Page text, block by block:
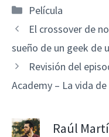
Categorías
Película
El crossover de
sueño de un geek de
Revisión del
Academy – La vida
Raúl